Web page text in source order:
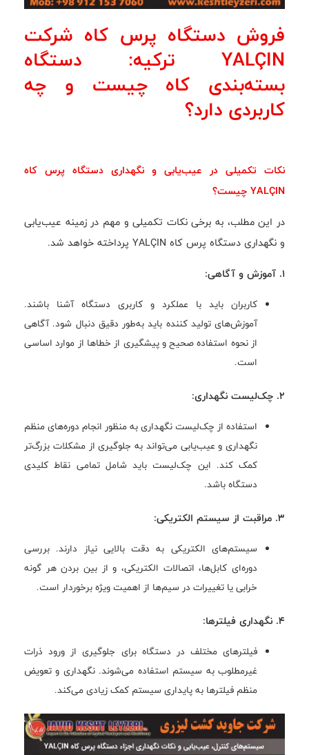
فروش دستگاه پرس کاه شرکت
YALÇIN ترکیه: دستگاه
بسته‌بندی کاه چیست و چه
کاربردی دارد؟
نکات تکمیلی در عیب‌یابی و نگهداری دستگاه پرس کاه
YALÇIN چیست؟
در این مطلب، به برخی نکات تکمیلی و مهم در زمینه عیب‌یابی
و نگهداری دستگاه پرس کاه YALÇIN پرداخته خواهد شد.
1. آموزش و آگاهی:
کاربران باید با عملکرد و کاربری دستگاه آشنا باشند.
آموزش‌های تولید کننده باید به‌طور دقیق دنبال شود. آگاهی
از نحوه استفاده صحیح و پیشگیری از خطاها از موارد اساسی
است.
2. چک‌لیست نگهداری:
استفاده از چک‌لیست نگهداری به منظور انجام دوره‌های منظم
نگهداری و عیب‌یابی می‌تواند به جلوگیری از مشکلات بزرگ‌تر
کمک کند. این چک‌لیست باید شامل تمامی نقاط کلیدی
دستگاه باشد.
3. مراقبت از سیستم الکتریکی:
سیستم‌های الکتریکی به دقت بالایی نیاز دارند. بررسی
دوره‌ای کابل‌ها، اتصالات الکتریکی، و از بین بردن هر گونه
خرابی یا تغییرات در سیم‌ها از اهمیت ویژه برخوردار است.
4. نگهداری فیلترها:
فیلترهای مختلف در دستگاه برای جلوگیری از ورود ذرات
غیرمطلوب به سیستم استفاده می‌شوند. نگهداری و تعویض
منظم فیلترها به پایداری سیستم کمک زیادی می‌کند.